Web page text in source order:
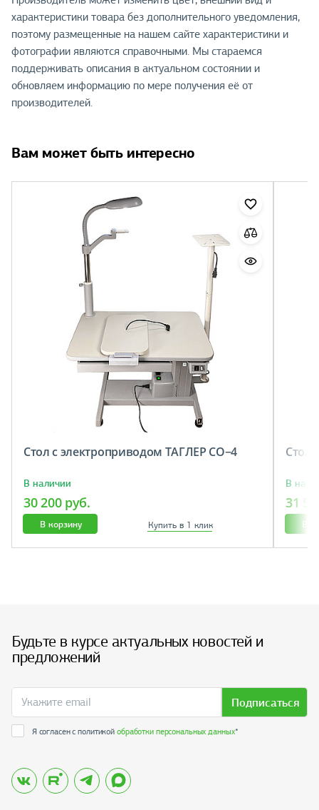
характеристики товара без дополнительного уведомления,
поэтому размещенные на нашем сайте характеристики и
фотографии являются справочными. Мы стараемся
поддерживать описания в актуальном состоянии и
обновляем информацию по мере получения её от
производителей.
Вам может быть интересно
Стол с электроприводом ТАГЛЕР СО−4
В наличии
30 200 руб.
В корзину Купить в 1 клик
Cтол
В
31
В
Будьте в курсе актуальных новостей и
предложений
Подписаться
Я согласен с политикойобработки персональных данных*